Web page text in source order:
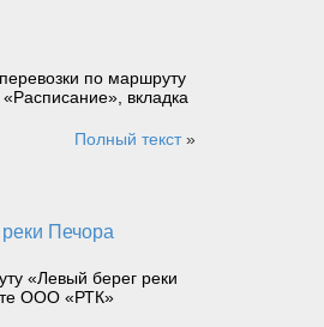
по маршруту
вкладка
Полный текст»
«Левый берег реки
ООО «РТК»